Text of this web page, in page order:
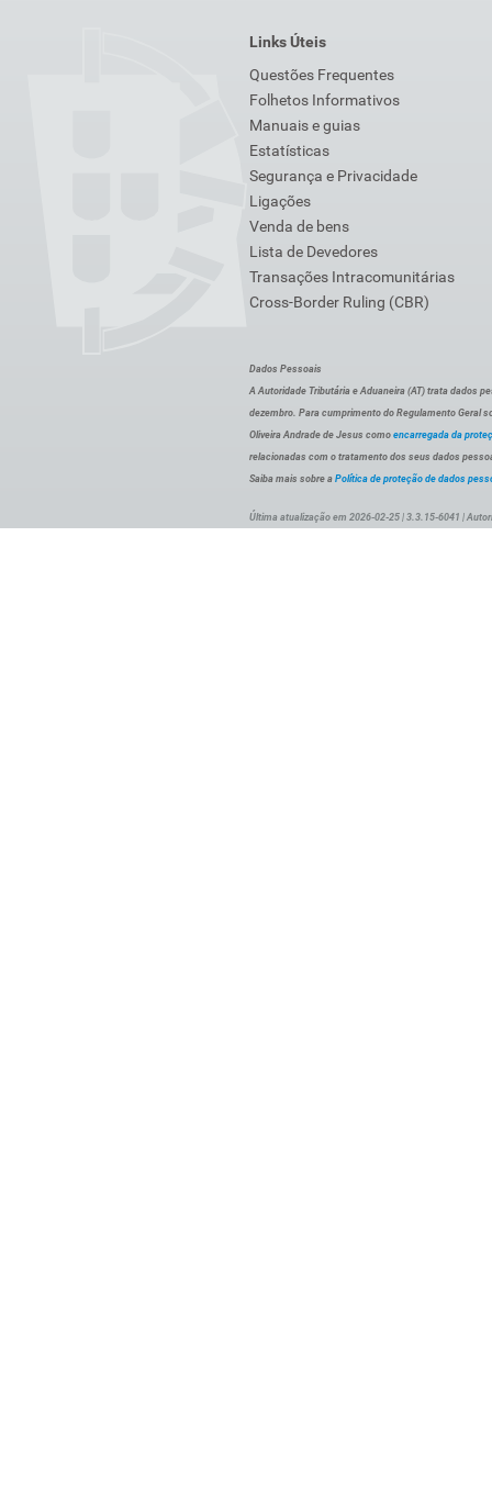
Links Úteis
Questões Frequentes
Folhetos Informativos
Manuais e guias
Estatísticas
Segurança e Privacidade
Ligações
Venda de bens
Lista de Devedores
Transações Intracomunitárias
Cross-Border Ruling (CBR)
Dados Pessoais
A Autoridade Tributária e Aduaneira (AT) trata dados
dezembro. Para cumprimento do Regulamento Geral
Oliveira Andrade de Jesus como encarregada da
relacionadas com o tratamento dos seus dados
Saiba mais sobre a Política de proteção de dados
Última atualização em 2026-02-25 | 3.3.15-6041 |